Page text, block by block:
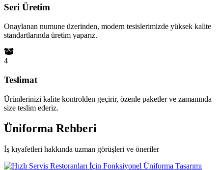
Seri Üretim
Onaylanan numune üzerinden, modern tesislerimizde yüksek kalite
standartlarında üretim yaparız.
4
Teslimat
Ürünlerinizi kalite kontrolden geçirir, özenle paketler ve zamanında
size teslim ederiz.
Üniforma Rehberi
İş kıyafetleri hakkında uzman görüşleri ve öneriler